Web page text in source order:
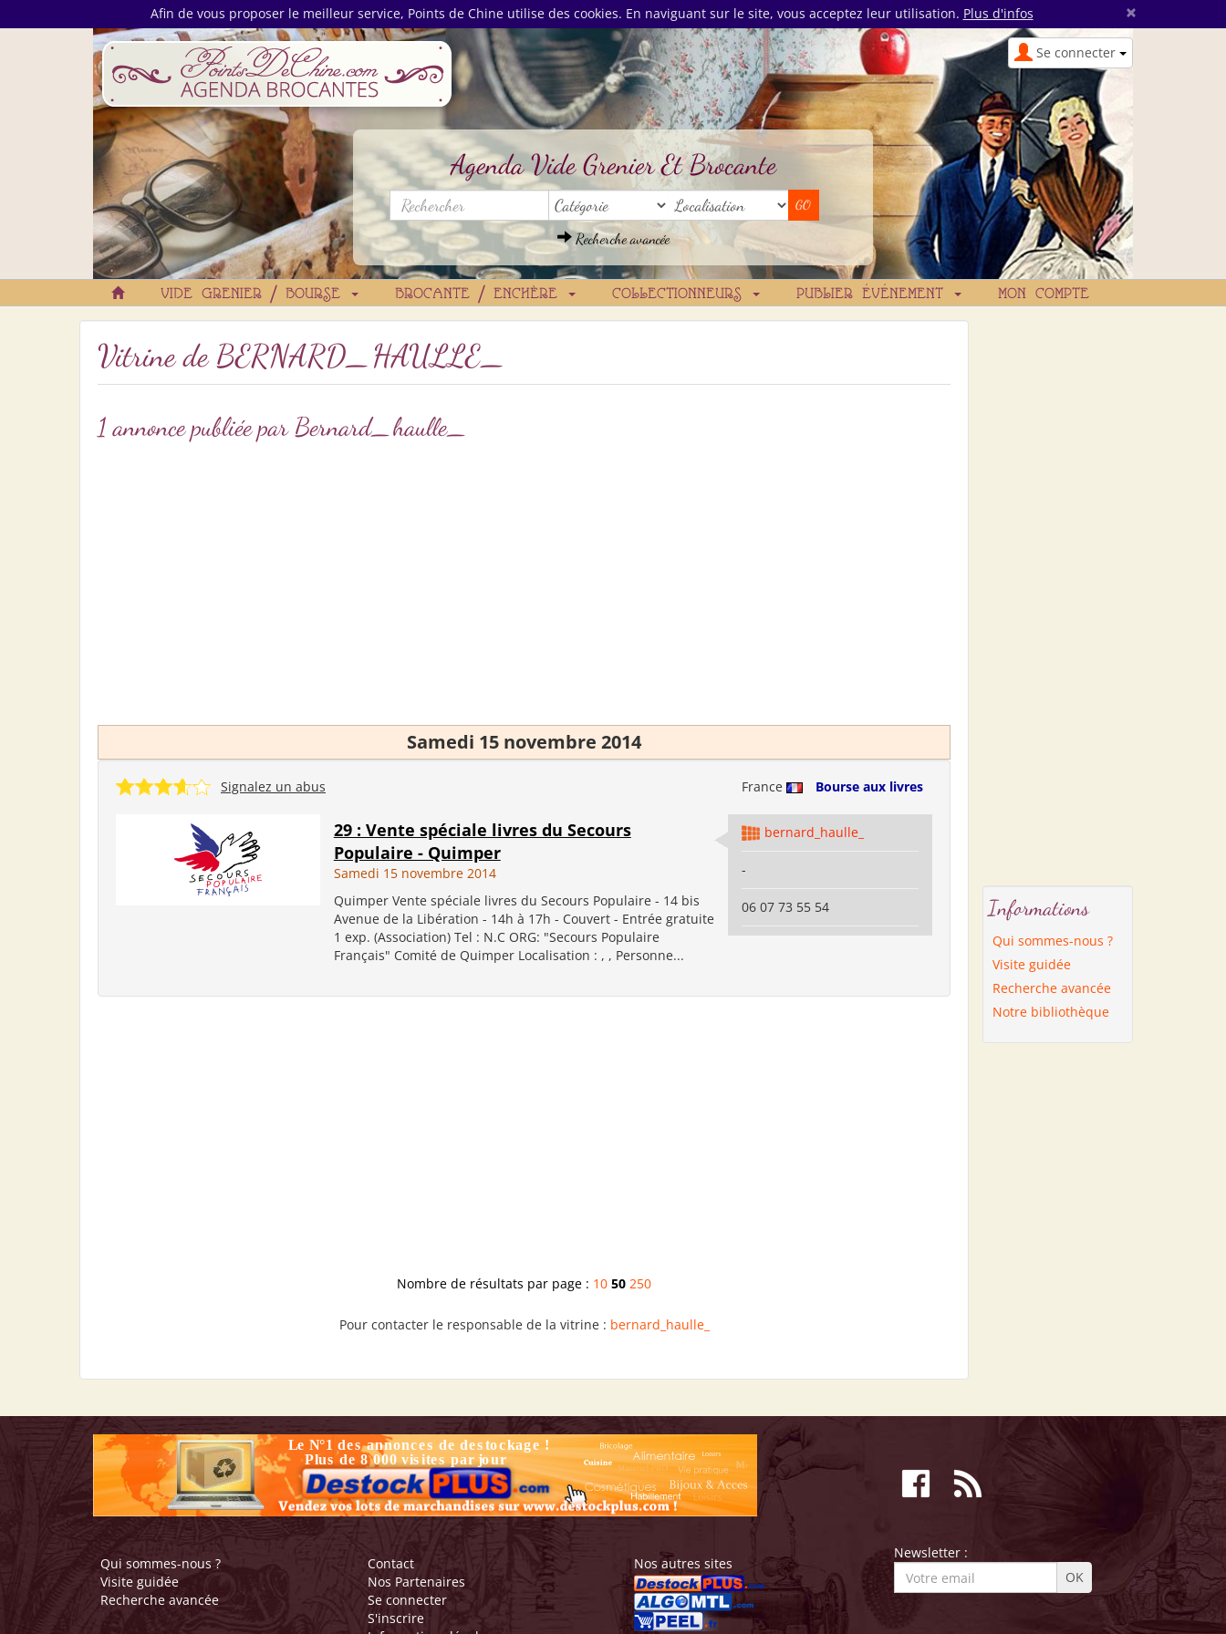
Afin de vous proposer le meilleur service, Points de Chine utilise des cookies. En naviguant sur le site, vous acceptez leur utilisation. Plus d'infos ×
Se connecter
Agenda Vide Grenier Et Brocante
Recherche avancée
VIDE GRENIER / BOURSE BROCANTE / ENCHÈRE COLLECTIONNEURS PUBLIER ÉVÉNEMENT MON COMPTE
Vitrine deBERNARD_HAULLE_
1 annonce publiée par Bernard_haulle_
Samedi 15 novembre 2014
France Bourse aux livres
Signalez un abus
29 : Vente spéciale livres du Secours
Populaire - Quimper
Samedi 15 novembre 2014
Quimper Vente spéciale livres du Secours Populaire - 14 bis
Avenue de la Libération - 14h à 17h - Couvert - Entrée gratuite
1 exp. (Association) Tel : N.C ORG: "Secours Populaire
Français" Comité de Quimper Localisation : , , Personne...
bernard_haulle_
-
06 07 73 55 54
Nombre de résultats par page : 10 50 250
Pour contacter le responsable de la vitrine : bernard_haulle_
Informations
Qui sommes-nous ?
Visite guidée
Recherche avancée
Notre bibliothèque
Qui sommes-nous ?
Visite guidée
Recherche avancée
Contact
Nos Partenaires
Se connecter
S'inscrire
Nos autres sites
Newsletter :